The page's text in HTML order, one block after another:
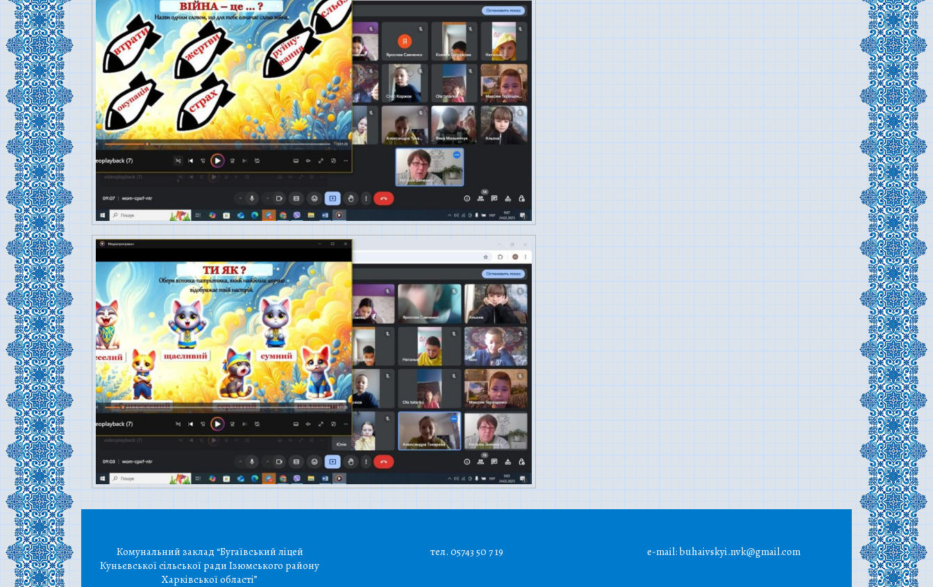
Комунальний заклад “Бугаївський ліцей
Куньєвської сільської ради Ізюмського району
Харківської області”
тел. 05743 50 7 19 e-mail: buhaivskyi.nvk@gmail.com